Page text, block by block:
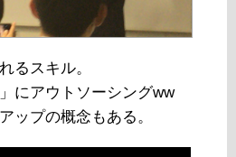
るスキル。
にアウトソーシングww
ップの概念もある。